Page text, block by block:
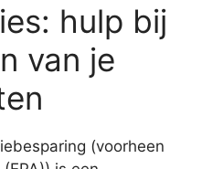
hulp bij
van je
(voorheen